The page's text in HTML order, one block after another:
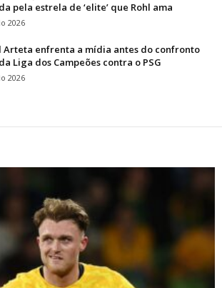
pela estrela de ‘elite’ que Rohl ama
2026
Arteta enfrenta a mídia antes do confronto
Liga dos Campeões contra o PSG
2026